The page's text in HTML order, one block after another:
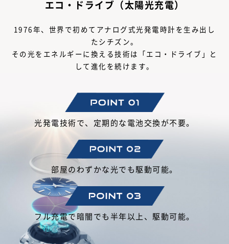
エコ・ドライブ（太陽光充電）
1976年、世界で初めてアナログ式光発電時計を生み出し
たシチズン。
その光をエネルギーに換える技術は「エコ・ドライブ」と
して進化を続けます。
光発電技術で、定期的な電池交換が不要。
部屋のわずかな光でも駆動可能。
フル充電で暗闇でも半年以上、駆動可能。